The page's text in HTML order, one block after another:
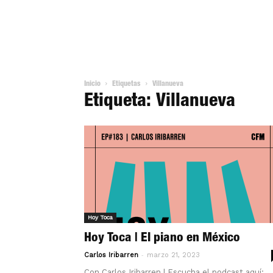
Inicio Etiquetas Villanueva
Etiqueta: Villanueva
Hoy Toca
Hoy Toca | El piano en México
Carlos Iribarren - marzo 21, 2023